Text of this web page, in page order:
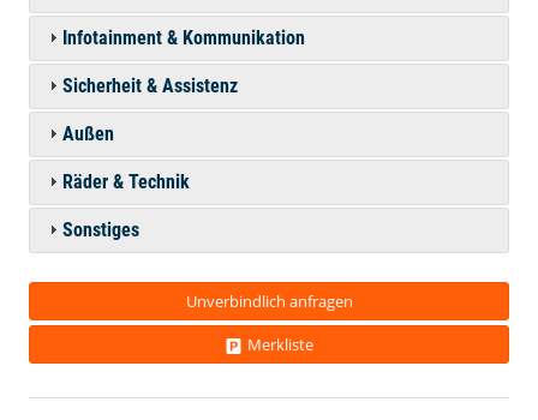
Infotainment & Kommunikation
Sicherheit & Assistenz
Außen
Räder & Technik
Sonstiges
Unverbindlich anfragen
Merkliste